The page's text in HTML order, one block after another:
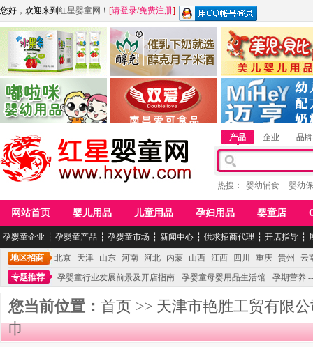
您好，欢迎来到 红星婴童网 ！ [请登录/免费注册]
江西麦嘟嘟食品有限公司
青岛嘟啦咪婴幼儿用品公司
江西醇之客月子米酒 惠州市美儿婴儿用品
湖南迈亨母婴用品有限
产品 企业 品牌
热搜： 婴幼辅食 婴幼
网站首页 婴儿用品 儿童用品 孕妇用品 婴童店
孕婴童企业 ┆ 孕婴童产品 ┆ 孕婴童市场 ┆ 新闻中心 ┆ 供求招商代理 ┆ 开店指导 ┆
地区招商 北京 天津 山东 河南 河北 内蒙 山西 江西 四川 重庆 贵州
云
专题推荐
孕婴童行业发展前景及开店指南 孕婴童母婴用品生活馆 孕期营养
您当前位置： 首页 >> 天津市艳胜工贸有限
巾